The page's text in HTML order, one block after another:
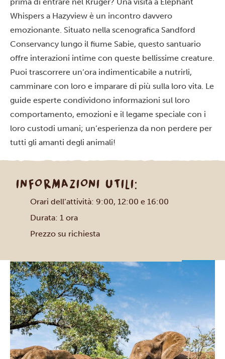
Whispers a Hazyview è un incontro davvero
emozionante. Situato nella scenografica Sandford
Conservancy lungo il fiume Sabie, questo santuario
offre interazioni intime con queste bellissime creature.
Puoi trascorrere un’ora indimenticabile a nutrirli,
camminare con loro e imparare di più sulla loro vita. Le
guide esperte condividono informazioni sul loro
comportamento, emozioni e il legame speciale con i
loro custodi umani; un’esperienza da non perdere per
tutti gli amanti degli animali!
INFORMAZIONI UTILI:
Orari dell’attività: 9:00, 12:00 e 16:00
Durata: 1 ora
Prezzo su richiesta